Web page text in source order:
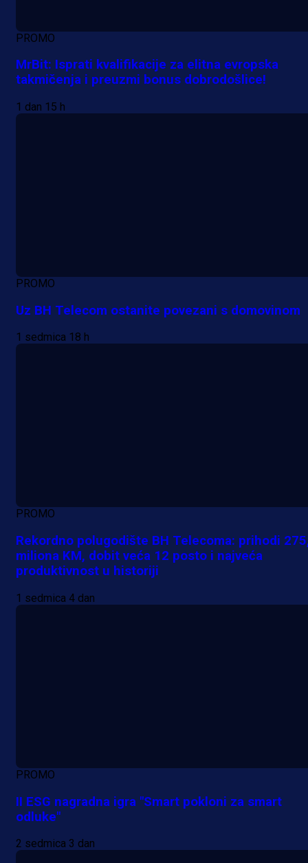
PROMO
MrBit: Isprati kvalifikacije za elitna evropska
takmičenja i preuzmi bonus dobrodošlice!
1 dan 15 h
PROMO
Uz BH Telecom ostanite povezani s domovinom
1 sedmica 18 h
PROMO
Rekordno polugodište BH Telecoma: prihodi
miliona KM, dobit veća 12 posto i najveća
produktivnost u historiji
1 sedmica 4 dan
PROMO
II ESG nagradna igra "Smart pokloni za smart
odluke"
2 sedmica 3 dan